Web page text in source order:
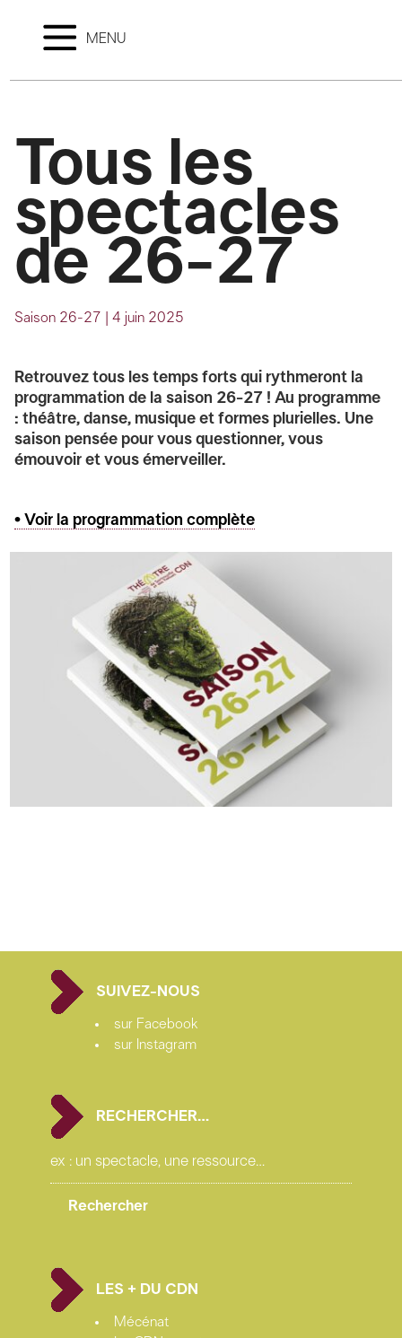
MENU
Tous les
spectacles
de 26-27
Saison 26-27 |4 juin 2025
Retrouvez tous les temps forts qui rythmeront la
programmation de la saison 26-27 ! Au programme
: théâtre, danse, musique et formes plurielles. Une
saison pensée pour vous questionner, vous
émouvoir et vous émerveiller.
• Voir la programmation complète
SUIVEZ-NOUS
sur Facebook
sur Instagram
RECHERCHER…
LES + DU CDN
Mécénat